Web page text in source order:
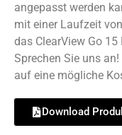
angepasst werden
mit einer Laufzeit
das ClearView Go
Sprechen Sie uns
auf eine mögliche
Download